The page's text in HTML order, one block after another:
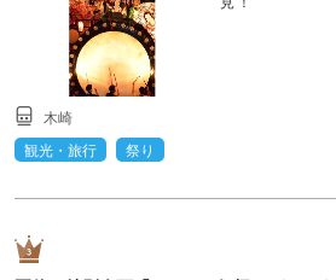
木崎
観光・旅行
祭り